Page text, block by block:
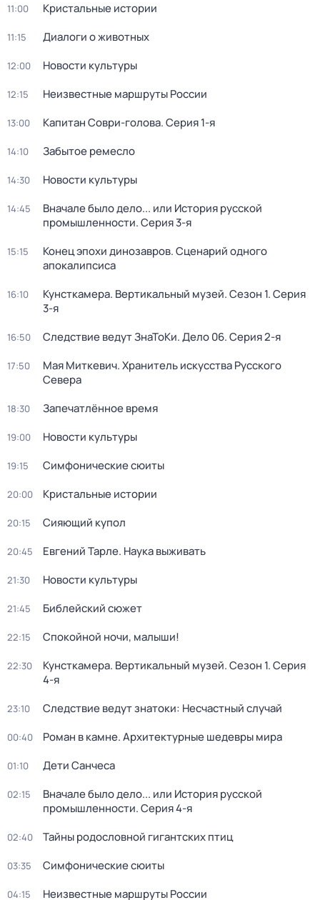
11:00 Кристальные истории
11:15 Диалоги о животных
12:00 Новости культуры
12:15 Неизвестные маршруты России
13:00 Капитан Соври-голова. Серия 1-я
14:10 Забытое ремесло
14:30 Новости культуры
14:45
Вначале было дело... или История русской
промышленности. Серия 3-я
15:15
Конец эпохи динозавров. Сценарий одного
апокалипсиса
16:10 Кунсткамера. Вертикальный музей. Сезон 1. Серия
3-я
16:50 Следствие ведут ЗнаТоКи. Дело 06. Серия 2-я
17:50
Мая Миткевич. Хранитель искусства Русского
Севера
18:30 Запечатлённое время
19:00 Новости культуры
19:15 Симфонические сюиты
20:00 Кристальные истории
20:15 Сияющий купол
20:45 Евгений Тарле. Наука выживать
21:30 Новости культуры
21:45 Библейский сюжет
22:15 Спокойной ночи, малыши!
22:30 Кунсткамера. Вертикальный музей. Сезон 1. Серия
4-я
23:10 Следствие ведут знатоки: Несчастный случай
00:40 Роман в камне. Архитектурные шедевры мира
01:10 Дети Санчеса
02:15
Вначале было дело... или История русской
промышленности. Серия 4-я
02:40 Тайны родословной гигантских птиц
03:35 Симфонические сюиты
04:15 Неизвестные маршруты России